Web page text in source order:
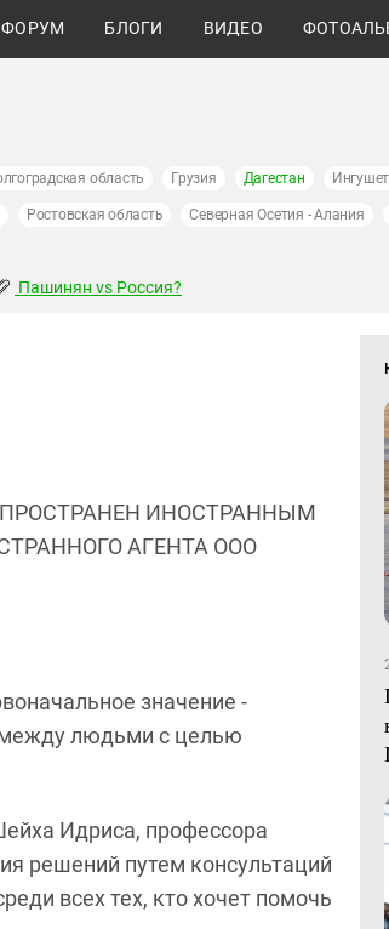
ФОРУМ БЛОГИ ВИДЕО
область Грузия Дагестан
Ростовская область Северная Осетия - Алания
Пашинян vs Россия?
ИНОСТРАННЫМ
АГЕНТА ООО
значение -
между людьми с целью
Идриса, профессора
решений путем консультаций
всех тех, кто хочет помочь